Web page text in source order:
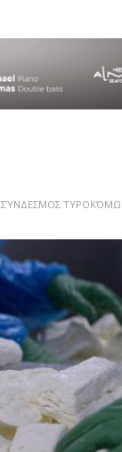
ΣΎΝΔΕΣΜΟΣ ΤΥΡΟΚΌΜΩΝ: